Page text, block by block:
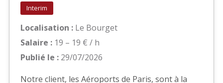
Interim
Localisation : Le Bourget
Salaire : 19 – 19 € / h
Publié le : 29/07/2026
Notre client, les Aéroports de Paris, sont à la